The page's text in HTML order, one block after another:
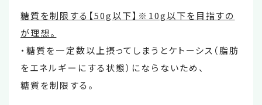
糖質を制限する【50g以下】※10g以下を目指すの
が理想。
・糖質を一定数以上摂ってしまうとケトーシス（脂肪
をエネルギーにする状態）にならないため、
糖質を制限する。